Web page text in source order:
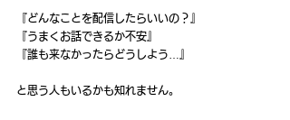
『どんなことを配信したらいいの？』
『うまくお話できるか不安』
『誰も来なかったらどうしよう…』
と思う人もいるかも知れません。